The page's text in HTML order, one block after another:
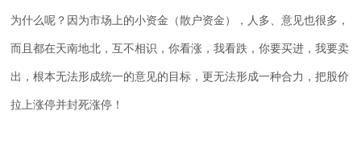
为什么呢？因为市场上的小资金（散户资金），人多、意见也很多，
而且都在天南地北，互不相识，你看涨，我看跌，你要买进，我要卖
出，根本无法形成统一的意见的目标，更无法形成一种合力，把股价
拉上涨停并封死涨停！